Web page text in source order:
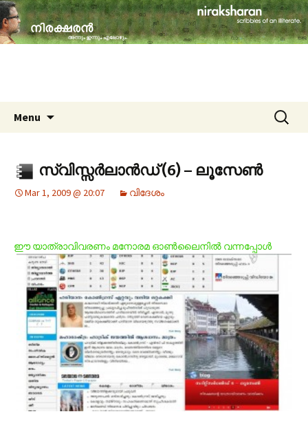
niraksharan (നിരക്ഷരൻ)
travelogues, book reviews, social issues,
cinema, memories & lot more…
Menu
Search
for:
സ്വിസ്സര്‍ലാന്‍ഡ് (6) – ലൂസേണ്‍
Mar 1, 2009 @ 20:07 വിദേശം
ഈ യാത്രാവിവരണം മനോരമ ഓണ്‍‌ലൈനില്‍ വന്നപ്പോള്‍